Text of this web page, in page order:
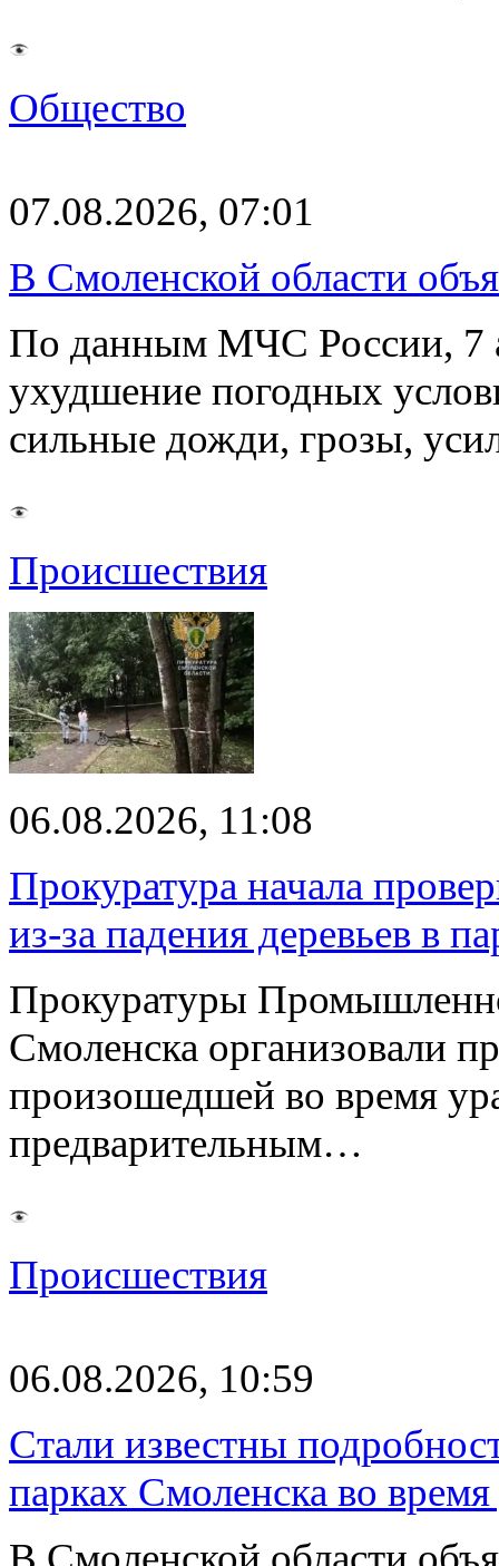
Общество
07.08.2026, 07:01
В Смоленской области
По данным МЧС России, 7
ухудшение погодных
сильные дожди, грозы,
Происшествия
06.08.2026, 11:08
Прокуратура начала
из-за падения деревьев в
Прокуратуры
Смоленска организовали
произошедшей во время
предварительным…
Происшествия
06.08.2026, 10:59
Стали известны
парках Смоленска во